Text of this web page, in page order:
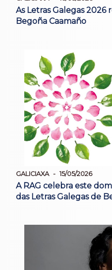
As Letras Galegas
Begoña Caamaño
GALICIAXA 15/05/2026
A RAG celebra este
das Letras Galegas de